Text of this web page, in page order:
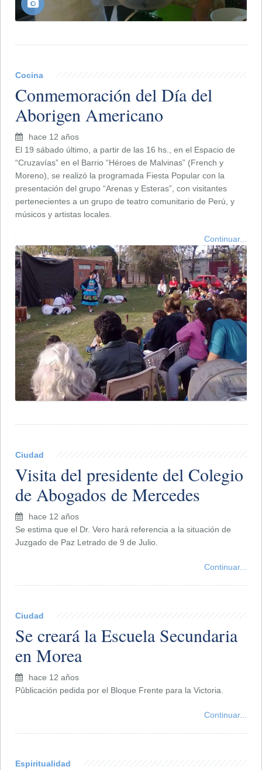
Cocina
Conmemoración del Día del
Aborigen Americano
hace 12 años
El 19 sábado último, a partir de las 16 hs., en el Espacio de
“Cruzavías” en el Barrio “Héroes de Malvinas” (French y
Moreno), se realizó la programada Fiesta Popular con la
presentación del grupo “Arenas y Esteras”, con visitantes
pertenecientes a un grupo de teatro comunitario de Perú, y
músicos y artistas locales.
Continuar...
Ciudad
Visita del presidente del Colegio
de Abogados de Mercedes
hace 12 años
Se estima que el Dr. Vero hará referencia a la situación de
Juzgado de Paz Letrado de 9 de Julio.
Continuar...
Ciudad
Se creará la Escuela Secundaria
en Morea
hace 12 años
Pûblicación pedida por el Bloque Frente para la Victoria.
Continuar...
Espiritualidad